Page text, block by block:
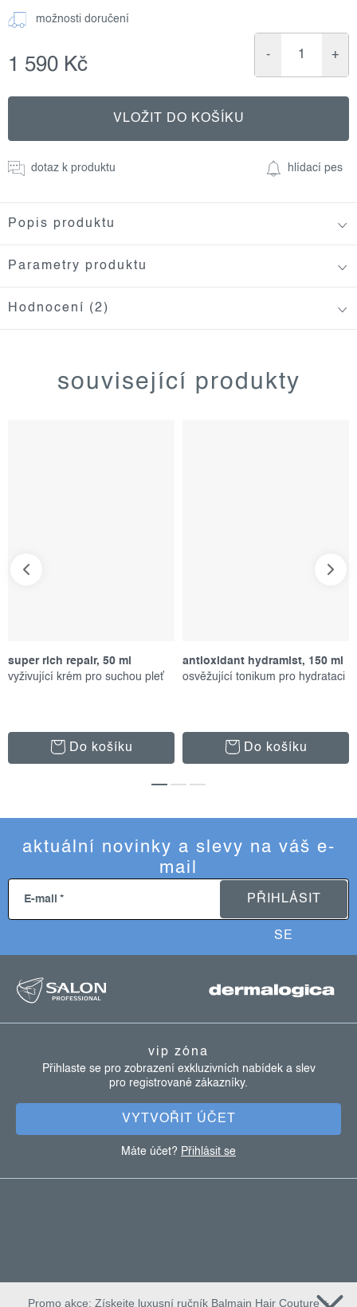
možnosti doručení
1 590 Kč
cena:
VLOŽIT DO KOŠÍKU
dotaz k produktu hlídací pes
Popis produktu
Parametry produktu
Hodnocení (2)
související produkty
super rich repair, 50 ml
vyživující krém pro suchou pleť
Do košíku
antioxidant hydramist, 150 ml
osvěžující tonikum pro hydrataci
Do košíku
aktuální novinky a slevy na váš e-
mail
E-mail PŘIHLÁSIT
SE
vip zóna
Přihlaste se pro zobrazení exkluzivních nabídek a slev
pro registrované zákazníky.
VYTVOŘIT ÚČET
Máte účet? Přihlásit se
Promo akce: Získejte luxusní ručník Balmain Hair Couture +